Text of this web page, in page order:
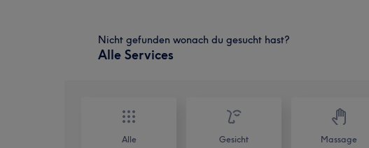
Nicht gefunden wonach du gesucht hast?
Alle Services
Alle Gesicht Massage